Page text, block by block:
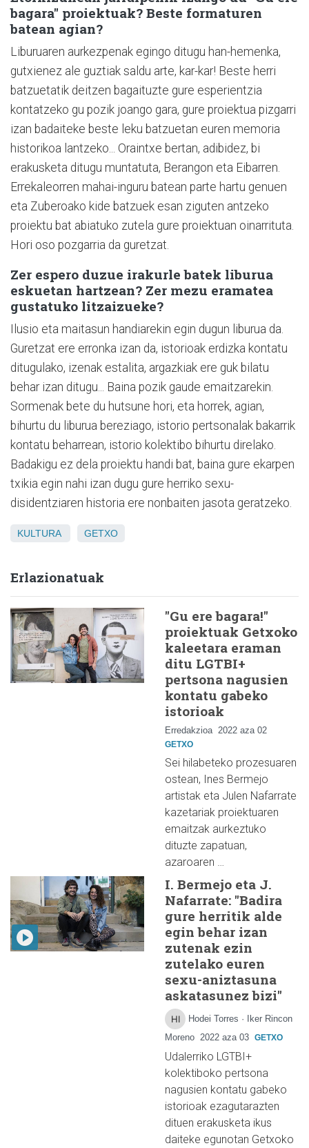
bagara" proiektuak? Beste formaturen
batean agian?
Liburuaren aurkezpenak egingo ditugu han-hemenka,
gutxienez ale guztiak saldu arte, kar-kar! Beste herri
batzuetatik deitzen bagaituzte gure esperientzia
kontatzeko gu pozik joango gara, gure proiektua pizgarri
izan badaiteke beste leku batzuetan euren memoria
historikoa lantzeko... Oraintxe bertan, adibidez, bi
erakusketa ditugu muntatuta, Berangon eta Eibarren.
Errekaleorren mahai-inguru batean parte hartu genuen
eta Zuberoako kide batzuek esan ziguten antzeko
proiektu bat abiatuko zutela gure proiektuan oinarrituta.
Hori oso pozgarria da guretzat.
Zer espero duzue irakurle batek liburua
eskuetan hartzean? Zer mezu eramatea
gustatuko litzaizueke?
Ilusio eta maitasun handiarekin egin dugun liburua da.
Guretzat ere erronka izan da, istorioak erdizka kontatu
ditugulako, izenak estalita, argazkiak ere guk bilatu
behar izan ditugu... Baina pozik gaude emaitzarekin.
Sormenak bete du hutsune hori, eta horrek, agian,
bihurtu du liburua bereziago, istorio pertsonalak bakarrik
kontatu beharrean, istorio kolektibo bihurtu direlako.
Badakigu ez dela proiektu handi bat, baina gure ekarpen
txikia egin nahi izan dugu gure herriko sexu-
disidentziaren historia ere nonbaiten jasota geratzeko.
KULTURA GETXO
Erlazionatuak
"Gu ere bagara!"
proiektuak Getxoko
kaleetara eraman
ditu LGTBI+
pertsona nagusien
kontatu gabeko
istorioak
Erredakzioa 2022 aza 02
GETXO
Sei hilabeteko prozesuaren
ostean, Ines Bermejo
artistak eta Julen Nafarrate
kazetariak proiektuaren
emaitzak aurkeztuko
dituzte zapatuan,
azaroaren …
I. Bermejo eta J.
Nafarrate: "Badira
gure herritik alde
egin behar izan
zutenak ezin
zutelako euren
sexu-aniztasuna
askatasunez bizi"
Hodei Torres · Iker Rincon
Moreno 2022 aza 03 GETXO
Udalerriko LGTBI+
kolektiboko pertsona
nagusien kontatu gabeko
istorioak ezagutarazten
dituen erakusketa ikus
daiteke egunotan Getxoko